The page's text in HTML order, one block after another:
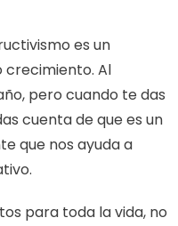
es un
crecimiento. Al
pero cuando te das
cuenta de que es un
que nos ayuda a
para toda la vida, no